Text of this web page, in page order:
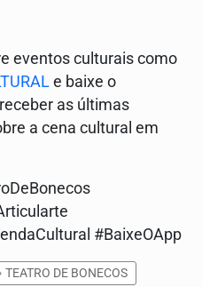
eventos culturais como
e baixe o
as últimas
a cena cultural em
#BaixeOApp
TEATRO DE BONECOS